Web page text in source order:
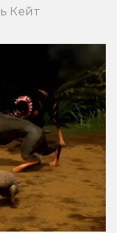
Кейт